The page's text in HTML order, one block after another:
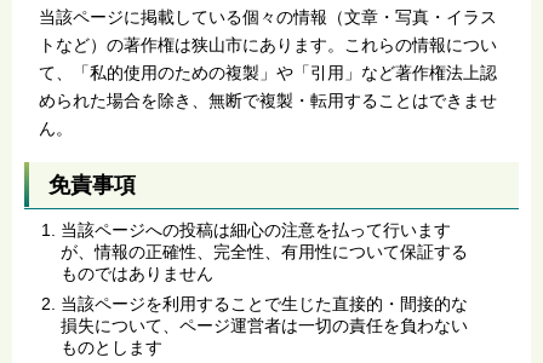
当該ページに掲載している個々の情報（文章・写真・イラス
トなど）の著作権は狭山市にあります。これらの情報につい
て、「私的使用のための複製」や「引用」など著作権法上認
められた場合を除き、無断で複製・転用することはできませ
ん。
免責事項
当該ページへの投稿は細心の注意を払って行います
が、情報の正確性、完全性、有用性について保証する
ものではありません
当該ページを利用することで生じた直接的・間接的な
損失について、ページ運営者は一切の責任を負わない
ものとします